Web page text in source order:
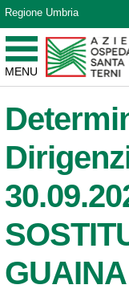
Vai ai contenuti
Vai al menu di
Vai al footer
Regione Umbria
MENU
Azienda Ospedaliera
Sito Istituzionale